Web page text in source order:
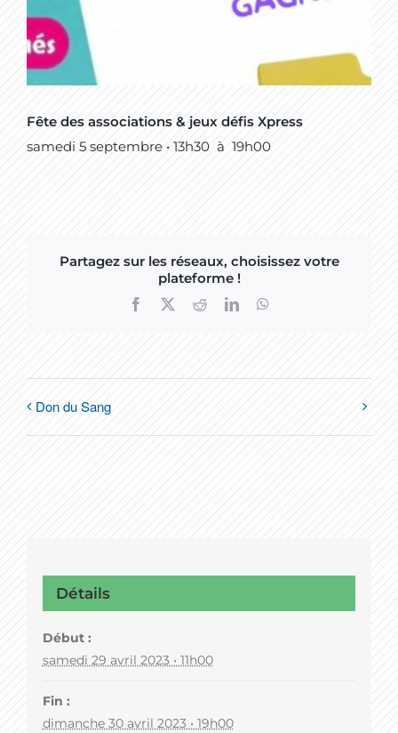
Fête des associations & jeux défis Xpress
samedi 5 septembre • 13h30 à 19h00
Partagez sur les réseaux, choisissez votre
plateforme !
Facebook RedditLinkedIn
Don du Sang
Détails
Début :
samedi 29 avril 2023 • 11h00
Fin :
dimanche 30 avril 2023 • 19h00